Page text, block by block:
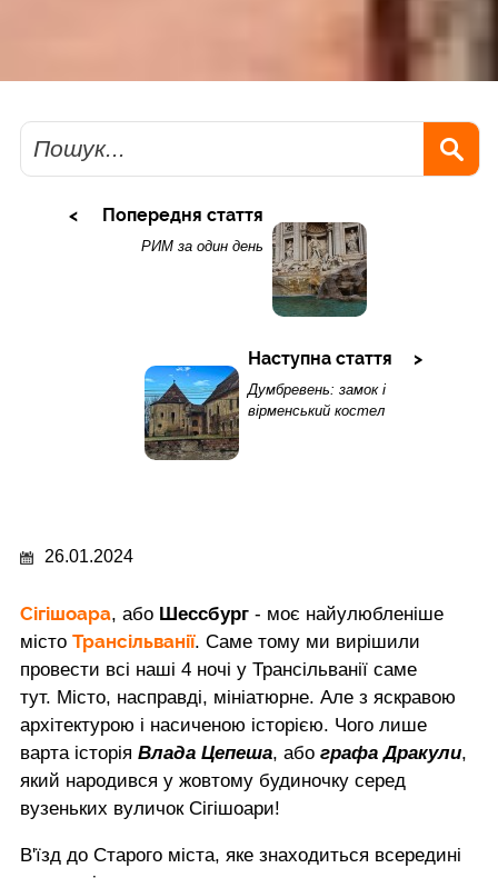
Пошук
Попередня стаття
РИМ за один день
Наступна стаття
Думбревень: замок і
вірменський костел
26.01.2024
Сігішоара, або Шессбург - моє найулюбленіше
місто Трансільванії. Саме тому ми вирішили
провести всі наші 4 ночі у Трансільванії саме
тут. Місто, насправді, мініатюрне. Але з яскравою
архітектурою і насиченою історією. Чого лише
варта історія Влада Цепеша, або графа Дракули,
який народився у жовтому будиночку серед
вузеньких вуличок Сігішоари!
В'їзд до Старого міста, яке знаходиться всередині